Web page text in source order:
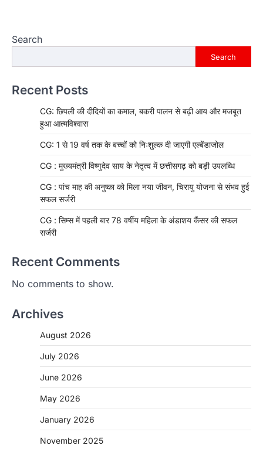
Search
Search
Recent Posts
CG: छिपली की दीदियों का कमाल, बकरी पालन से बढ़ी आय और मजबूत
हुआ आत्मविश्वास
CG: 1 से 19 वर्ष तक के बच्चों को निःशुल्क दी जाएगी एल्बेंडाजोल
CG : मुख्यमंत्री विष्णुदेव साय के नेतृत्व में छत्तीसगढ़ को बड़ी उपलब्धि
CG : पांच माह की अनुष्का को मिला नया जीवन, चिरायु योजना से संभव हुई
सफल सर्जरी
CG : सिम्स में पहली बार 78 वर्षीय महिला के अंडाशय कैंसर की सफल
सर्जरी
Recent Comments
No comments to show.
Archives
August 2026
July 2026
June 2026
May 2026
January 2026
November 2025
CHHATTISGARH
CG: 1 से 19 वर्ष तक के बच्चों को निःशुल्क दी
जाएगी एल्बेंडाजोल